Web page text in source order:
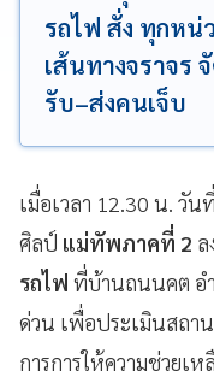
รถไฟ สั่ง ทุกหน่
เส้นทางจราจร
รับ–ส่งคนเจ็บ
เมื่อเวลา 12.30 น. วัน
ศิลป์ แม่ทัพภาคที่ 2
รถไฟ ที่บ้านถนนคต อ
ด่วน เพื่อประเมินสถา
การการให้ความช่วยเ